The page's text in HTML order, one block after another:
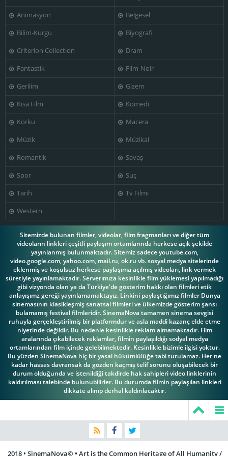
E. Alyn Warren
Anderson
Eric Linden Ernest Whitman Evelyn Keyes
Everett Brown Frank Coghlan Jr. Frank Faylen
George
Hackathorne
George Meeker George Reeves
Gino Corrado Harry Davenport Harry Strang
Animasyon
Belgesel
Bilim-Kurgu
Biyografi
Criterion Collection
Dram
Fantastik
Film-Noir
Gerilim
Gizem
Kısa Film
Komedi
Korku
Macera
Müzik
Müzikal
Romantik
Savaş
Spor
Suç
Tarih
Tv Filmi
Western
Sitemizde bulunan filmler, videolar, film fragmanları ve diğer tüm
videoların linkleri çeşitli paylaşım ortamlarında herkese açık şekilde
yayınlanmış bulunmaktadır. Sitemiz sadece youtube.com,
video.google.com, yahoo.com, mail.ru, ok.ru vb. sosyal medya sitelerinde
eklenmiş ve koşulsuz herkese paylaşıma açılmış videoları, link vermek
süretiyle yayınlamaktadır. Serverımıza kesinlikle film yüklemesi yapılmadığı
gibi vizyonda olan ya da Türkiye'de gösterim hakkı olan filmleri etik
anlayışımz gereği yayınlamamaktayız. Linkini paylaştığımız filmler Dünya
sinemasının klasikleşmiş sanatsal filmleri ve ülkemizde gösterim şansı
bulamamış festival filmleridir. SinemaNova tamamen sinema sevgisi
ruhuyla gerçekleştirilmiş bir platformdur ve asla maddi kazanç elde etme
niyetinde değildir. Bu nedenle kesinlikle reklam almamaktadır. Film
aralarında çıkabilecek reklamlar, filmin paylaşıldığı sodyal medya
ortamlarından film içinde gelebilmektedir. Kesinlikle bizimle ilgisi yoktur.
Bu yüzden SinemaNova hiç bir yasal hükümlülüğe tabi tutulamaz. Her ne
kadar hassas davransak da gözden kaçmış telif sorunu oluşabilecek bir
durum olduğunda ve istenildiği takdirde hak sahipleri video linklerinin
kaldırılması talebinde bulunubilirler. Bu durumda filmin paylaşılan linkleri
dikkate alınıp derhal kaldırılacaktır.
2018 • SinemaNova© • Art is the Common Heritage of All Humanity /